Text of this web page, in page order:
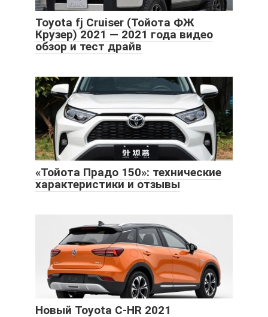
Toyota fj Cruiser (Тойота ФЖ
Крузер) 2021 — 2021 года видео
обзор и тест драйв
«Тойота Прадо 150»: технические
характеристики и отзывы
Новый Toyota C-HR 2021